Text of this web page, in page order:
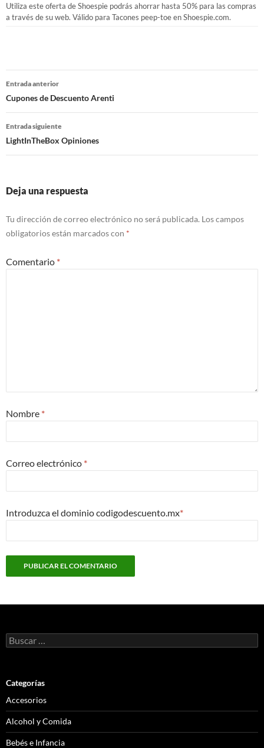
Utiliza este oferta de Shoespie podrás ahorrar hasta 50% para las compras
a través de su web. Válido para Tacones peep-toe en Shoespie.com.
de
entradas
Entrada anterior
Cupones de Descuento Arenti
Entrada siguiente
LightInTheBox Opiniones
Deja una respuesta
Tu dirección de correo electrónico no será publicada. Los campos
obligatorios están marcados con *
Comentario *
Nombre *
Correo electrónico *
Introduzca el dominio codigodescuento.mx*
Buscar:
Categorías
Accesorios
Alcohol y Comida
Bebés e Infancia